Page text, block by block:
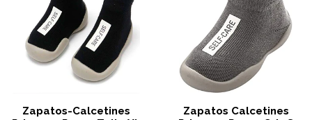
Zapatos-Calcetines
Zapatos Calcetines